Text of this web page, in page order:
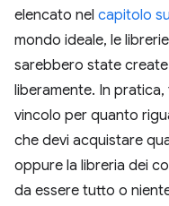
elencato nel capitolo
mondo ideale, le
sarebbero state
liberamente. In
vincolo per quanto
che devi acquistare
oppure la libreria dei
da essere tutto o